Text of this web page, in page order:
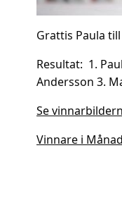
Grattis Paula
Resultat: 1.
Andersson 3.
Se
Vinnare i